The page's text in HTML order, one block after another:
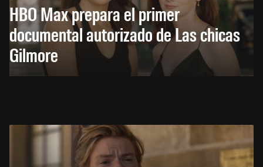
HBO Max prepara el primer
documental autorizado de Las chicas
Gilmore